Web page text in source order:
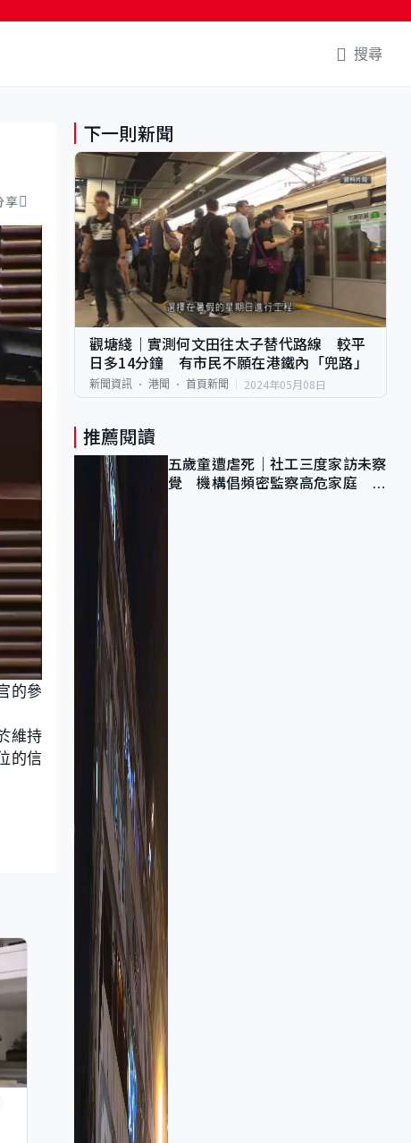
搜尋
享
的參
維持
的信
下一則新聞
觀塘綫｜實測何文田往太子替代路線 較平
日多14分鐘 有市民不願在港鐵內「兜路」
新聞資訊 港聞 首頁新聞 2024年05月08日
推薦閱讀
五歲童遭虐死｜社工三度家訪未察
覺 機構倡頻密監察高危家庭 管